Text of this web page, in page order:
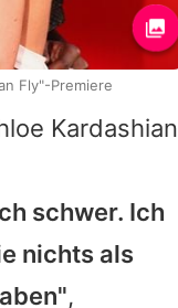
Kardashian
schwer. Ich
nichts als
,
Fly"-Premiere